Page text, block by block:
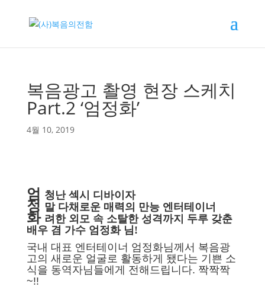
복음광고 촬영 현장 스케치
Part.2 ‘엄정화’
4월 10, 2019
엄 청난 섹시 디바이자
정 말 다채로운 매력의 만능 엔터테이너
화 려한 외모 속 소탈한 성격까지 두루 갖춘
배우 겸 가수 엄정화 님!
국내 대표 엔터테이너 엄정화님께서 복음광
고의 새로운 얼굴로 활동하게 됐다는 기쁜 소
식을 동역자님들에게 전해드립니다. 짝짝짝
~!!